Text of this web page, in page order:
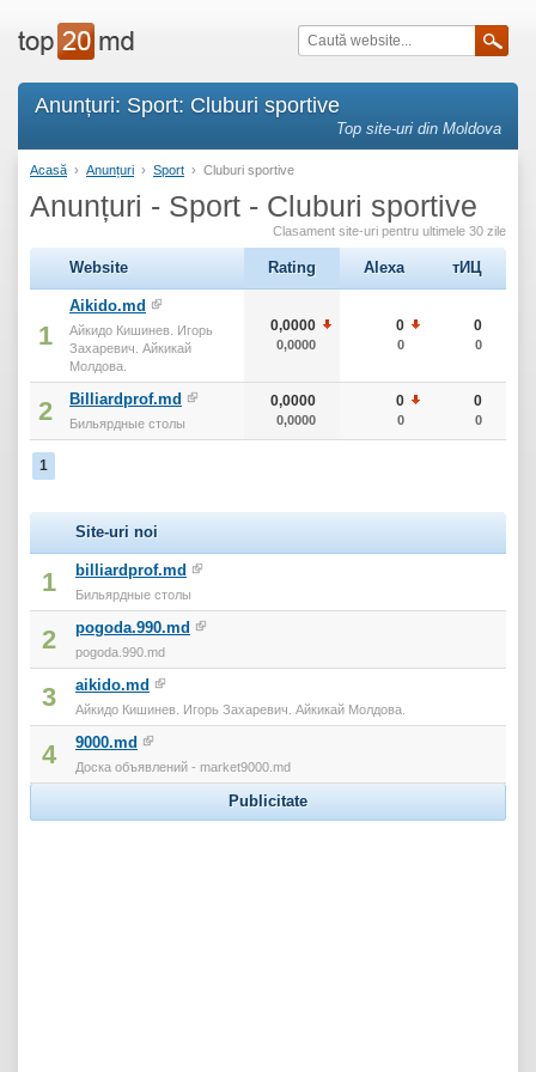
Anunțuri: Sport: Cluburi sportive
Top site-uri din Moldova
Acasă › Anunțuri › Sport › Cluburi sportive
Anunțuri - Sport - Cluburi sportive
Clasament site-uri pentru ultimele 30 zile
Website Rating Alexa тИЦ
1
Aikido.md
Айкидо Кишинев. Игорь
Захаревич. Айкикай
Молдова.
0,0000
0,0000
0
0
0
0
2 Billiardprof.md
Бильярдные столы
0,0000
0,0000
0
0
0
0
1
Site-uri noi
1 billiardprof.md
Бильярдные столы
2 pogoda.990.md
pogoda.990.md
3 aikido.md
Айкидо Кишинев. Игорь Захаревич. Айкикай Молдова.
4 9000.md
Доска объявлений - market9000.md
Publicitate